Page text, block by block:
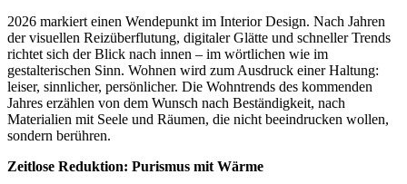
2026 markiert einen Wendepunkt im Interior Design. Nach Jahren
der visuellen Reizüberflutung, digitaler Glätte und schneller Trends
richtet sich der Blick nach innen – im wörtlichen wie im
gestalterischen Sinn. Wohnen wird zum Ausdruck einer Haltung:
leiser, sinnlicher, persönlicher. Die Wohntrends des kommenden
Jahres erzählen von dem Wunsch nach Beständigkeit, nach
Materialien mit Seele und Räumen, die nicht beeindrucken wollen,
sondern berühren.
Zeitlose Reduktion: Purismus mit Wärme